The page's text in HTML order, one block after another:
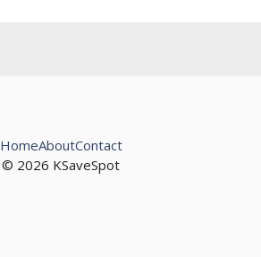
© 2026 KSaveSpot
HomeAboutContact